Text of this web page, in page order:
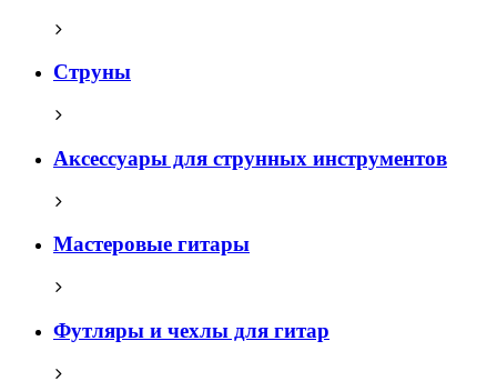
Струны
Аксессуары для струнных инструментов
Мастеровые гитары
Футляры и чехлы для гитар